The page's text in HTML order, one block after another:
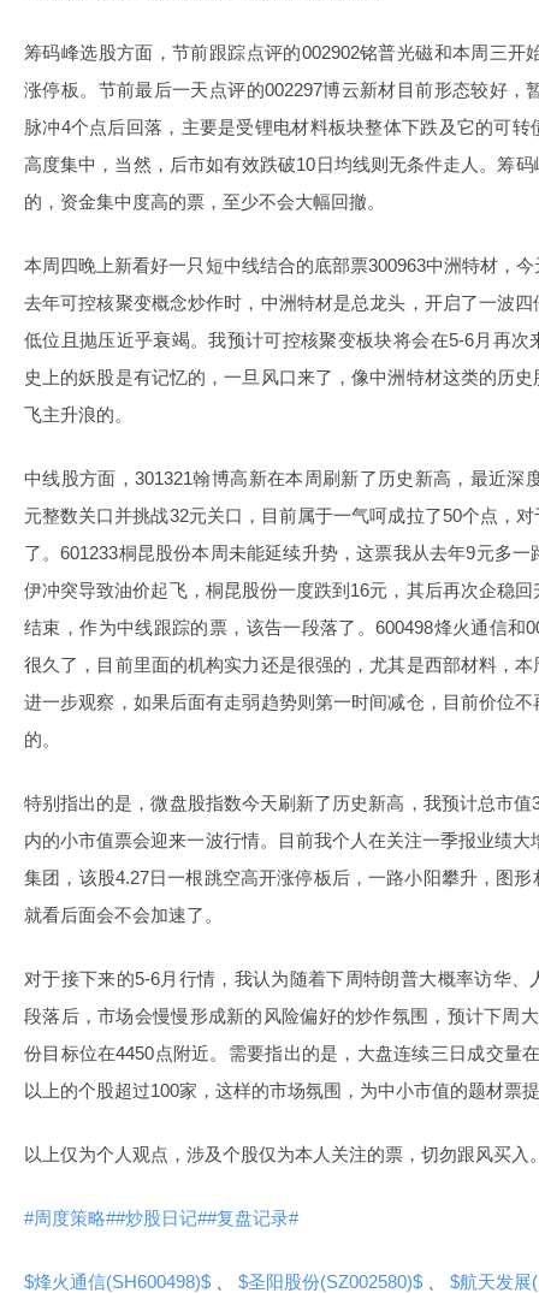
筹码峰选股方面，节前跟踪点评的002902铭普光磁和本周三开
涨停板。节前最后一天点评的002297博云新材目前形态较好，
脉冲4个点后回落，主要是受锂电材料板块整体下跌及它的可
高度集中，当然，后市如有效跌破10日均线则无条件走人。筹
的，资金集中度高的票，至少不会大幅回撤。
本周四晚上新看好一只短中线结合的底部票300963中洲特材，
去年可控核聚变概念炒作时，中洲特材是总龙头，开启了一波
低位且抛压近乎衰竭。我预计可控核聚变板块将会在5-6月再
史上的妖股是有记忆的，一旦风口来了，像中洲特材这类的历
飞主升浪的。
中线股方面，301321翰博高新在本周刷新了历史新高，最近深
元整数关口并挑战32元关口，目前属于一气呵成拉了50个点，
了。601233桐昆股份本周未能延续升势，这票我从去年9元多
伊冲突导致油价起飞，桐昆股份一度跌到16元，其后再次企稳
结束，作为中线跟踪的票，该告一段落了。600498烽火通信和
很久了，目前里面的机构实力还是很强的，尤其是西部材料，
进一步观察，如果后面有走弱趋势则第一时间减仓，目前价位
的。
特别指出的是，微盘股指数今天刷新了历史新高，我预计总市
内的小市值票会迎来一波行情。目前我个人在关注一季报业绩
集团，该股4.27日一根跳空高开涨停板后，一路小阳攀升，图
就看后面会不会加速了。
对于接下来的5-6月行情，我认为随着下周特朗普大概率访华
段落后，市场会慢慢形成新的风险偏好的炒作氛围，预计下周
份目标位在4450点附近。需要指出的是，大盘连续三日成交量
以上的个股超过100家，这样的市场氛围，为中小市值的题材票
以上仅为个人观点，涉及个股仅为本人关注的票，切勿跟风买入
#周度策略##炒股日记##复盘记录#
$烽火通信(SH600498)$ $圣阳股份(SZ002580)$ $航天发展